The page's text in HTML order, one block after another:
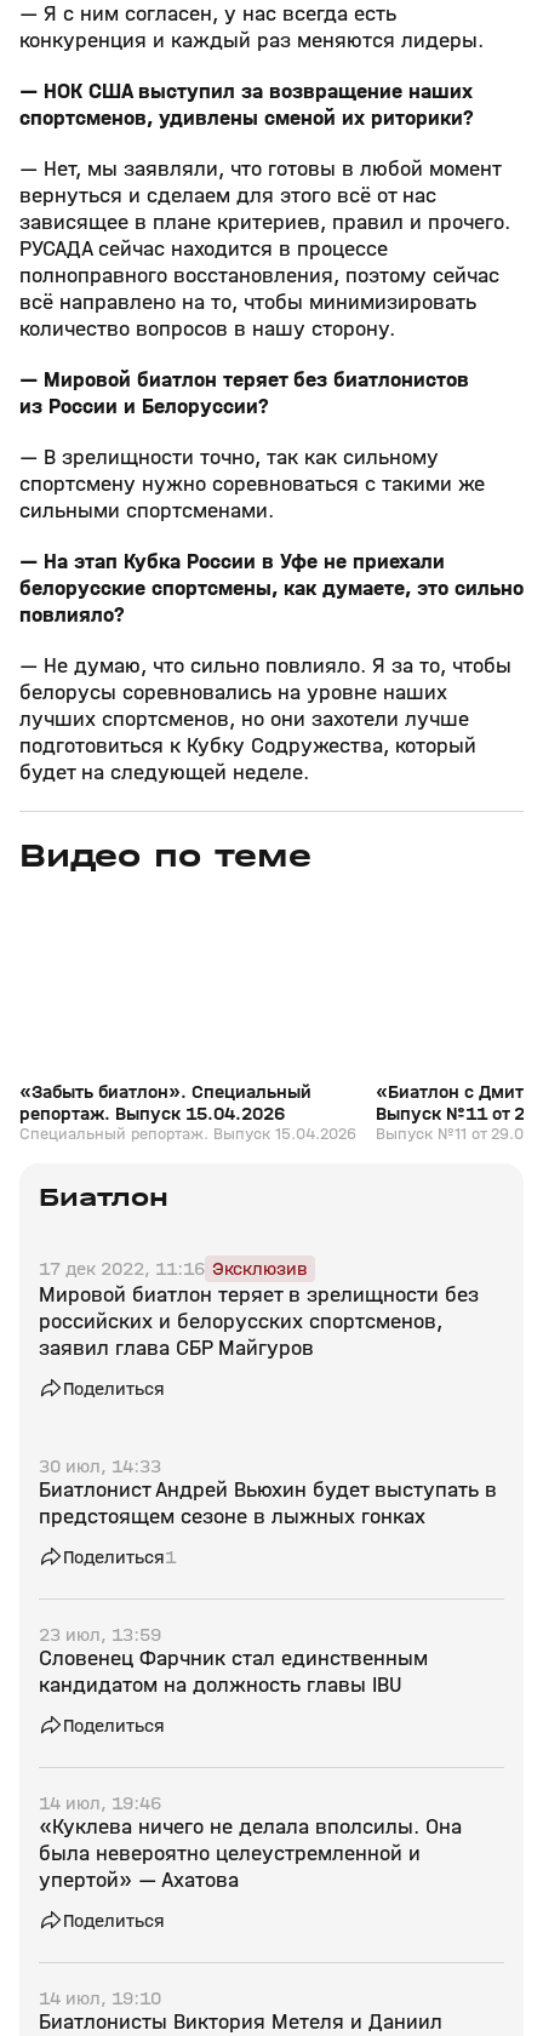
— Я с ним согласен, у нас всегда есть
конкуренция и каждый раз меняются лидеры.
— НОК США выступил за возвращение наших
спортсменов, удивлены сменой их риторики?
— Нет, мы заявляли, что готовы в любой момент
вернуться и сделаем для этого всё от нас
зависящее в плане критериев, правил и прочего.
РУСАДА сейчас находится в процессе
полноправного восстановления, поэтому сейчас
всё направлено на то, чтобы минимизировать
количество вопросов в нашу сторону.
— Мировой биатлон теряет без биатлонистов
из России и Белоруссии?
— В зрелищности точно, так как сильному
спортсмену нужно соревноваться с такими же
сильными спортсменами.
— На этап Кубка России в Уфе не приехали
белорусские спортсмены, как думаете, это сильно
повлияло?
— Не думаю, что сильно повлияло. Я за то, чтобы
белорусы соревновались на уровне наших
лучших спортсменов, но они захотели лучше
подготовиться к Кубку Содружества, который
будет на следующей неделе.
Видео по теме
15 апр, 13:09
«Забыть биатлон». Специальный
репортаж. Выпуск 15.04.2026
Специальный репортаж. Выпуск 15.04.2026
«Биатлон с
Выпуск №11 от
Выпуск №11 от
Биатлон
17 дек 2022, 11:16 Эксклюзив
Мировой биатлон теряет в зрелищности без
российских и белорусских спортсменов,
заявил глава СБР Майгуров
Поделиться
30 июл, 14:33
Биатлонист Андрей Вьюхин будет выступать в
предстоящем сезоне в лыжных гонках
Поделиться1
23 июл, 13:59
Словенец Фарчник стал единственным
кандидатом на должность главы IBU
Поделиться
14 июл, 19:46
«Куклева ничего не делала вполсилы. Она
была невероятно целеустремленной и
упертой» — Ахатова
Поделиться
14 июл, 19:10
Биатлонисты Виктория Метеля и Даниил